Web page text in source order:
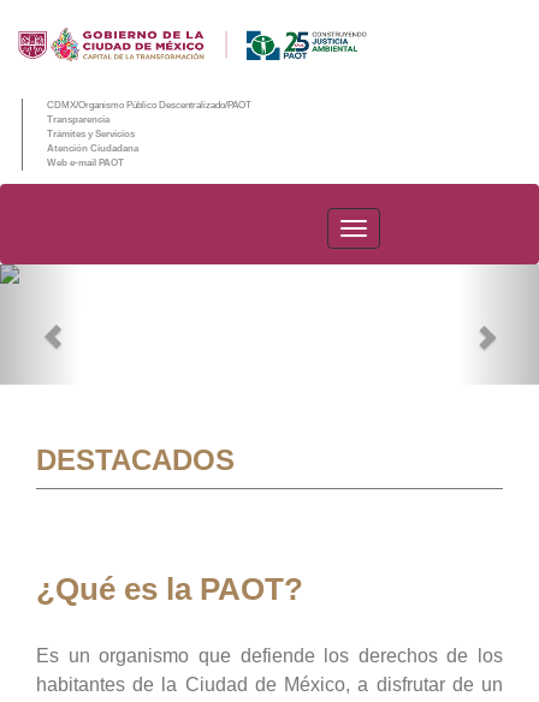
CDMX/Organismo Público Descentralizado/PAOT
Transparencia
Trámites y Servicios
Atención Ciudadana
Web e-mail PAOT
PAOT
DESTACADOS
¿Qué es la PAOT?
Es un organismo que defiende los derechos de los
habitantes de la Ciudad de México, a disfrutar de un